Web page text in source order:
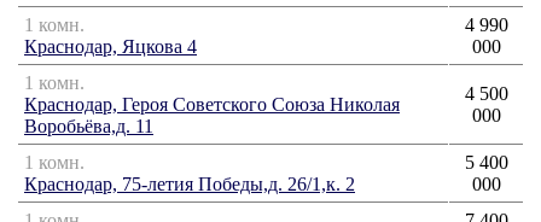
1 комн.
Краснодар, Яцкова 4
4 990
000
1 комн.
Краснодар, Героя Советского Союза Николая
Воробьёва,д. 11
4 500
000
1 комн.
Краснодар, 75-летия Победы,д. 26/1,к. 2
5 400
000